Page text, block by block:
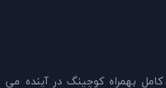
بهمراه کوچینگ در آینده